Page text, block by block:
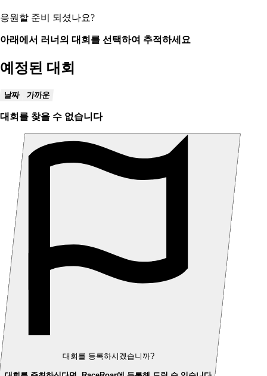
응원할 준비 되셨나요?
아래에서 러너의 대회를 선택하여 추적하세요
예정된 대회
날짜 가까운
대회를 찾을 수 없습니다
대회를 등록하시겠습니까?